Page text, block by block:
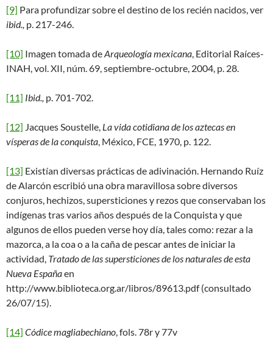
[9] Para profundizar sobre el destino de los recién nacidos, ver
ibid., p. 217-246.
[10] Imagen tomada deArqueología mexicana , Editorial Raíces-
INAH, vol. XII, núm. 69, septiembre-octubre, 2004, p. 28.
[11] Ibid., p. 701-702.
[12] Jacques Soustelle, La vida cotidiana de los aztecas en
vísperas de la conquista , México, FCE, 1970, p. 122.
[13] Existían diversas prácticas de adivinación. Hernando Ruíz
de Alarcón escribió una obra maravillosa sobre diversos
conjuros, hechizos, supersticiones y rezos que conservaban los
indígenas tras varios años después de la Conquista y que
algunos de ellos pueden verse hoy día, tales como: rezar a la
mazorca, a la coa o a la caña de pescar antes de iniciar la
actividad, Tratado de las supersticiones de los naturales de esta
Nueva Españaen
http://www.biblioteca.org.ar/libros/89613.pdf (consultado
26/07/15).
[14] Códice magliabechiano , fols. 78r y 77v